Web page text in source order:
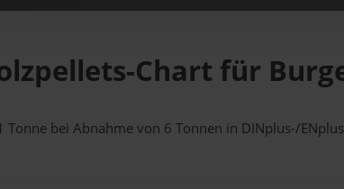
Chart für
Tonne bei Abnahmevon 6 Tonnen in DINplus-/